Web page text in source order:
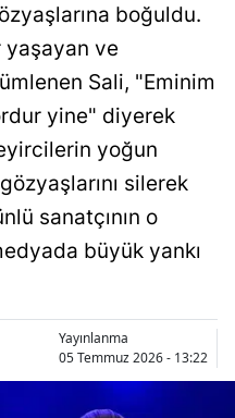
boğuldu.
yaşayan ve
Sali, "Eminim
yine" diyerek
yoğun
silerek
sanatçının o
büyük yankı
Yayınlanma
05 Temmuz 2026 - 13:22